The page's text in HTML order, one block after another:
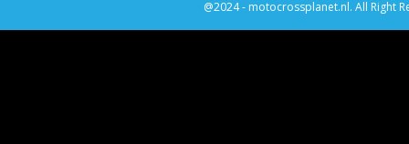
@2024 - motocrossplanet.nl. All Right